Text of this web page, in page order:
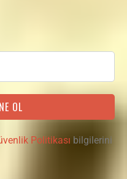
OL
Politikası bilgilerini